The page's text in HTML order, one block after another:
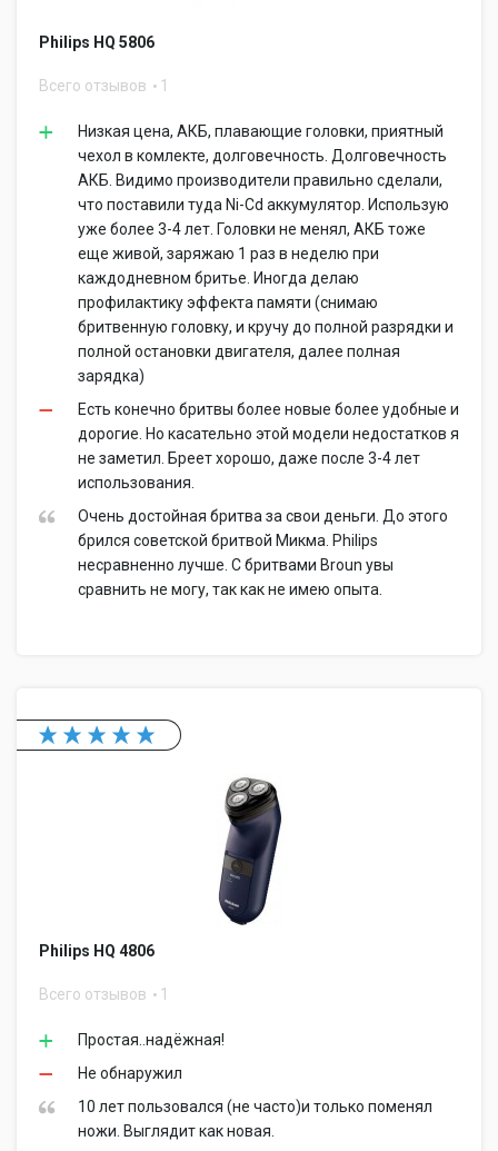
Philips HQ 5806
Всего отзывов 1
Низкая цена, АКБ, плавающие головки, приятный
чехол в комлекте, долговечность. Долговечность
АКБ. Видимо производители правильно сделали,
что поставили туда Ni-Cd аккумулятор. Использую
уже более 3-4 лет. Головки не менял, АКБ тоже
еще живой, заряжаю 1 раз в неделю при
каждодневном бритье. Иногда делаю
профилактику эффекта памяти (снимаю
бритвенную головку, и кручу до полной разрядки и
полной остановки двигателя, далее полная
зарядка)
Есть конечно бритвы более новые более удобные и
дорогие. Но касательно этой модели недостатков я
не заметил. Бреет хорошо, даже после 3-4 лет
использования.
Очень достойная бритва за свои деньги. До этого
брился советской бритвой Микма. Philips
несравненно лучше. С бритвами Broun увы
сравнить не могу, так как не имею опыта.
Philips HQ 4806
Всего отзывов 1
Простая..надёжная!
Не обнаружил
10 лет пользовался (не часто)и только поменял
ножи. Выглядит как новая.